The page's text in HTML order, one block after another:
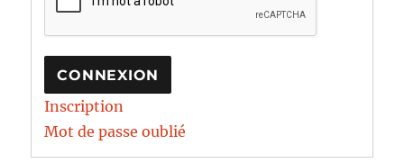
CONNEXION
Inscription
Mot de passe oublié